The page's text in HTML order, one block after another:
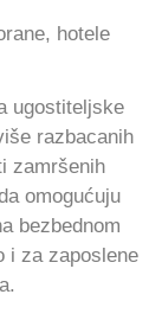
hotele
ugostiteljske
razbacanih
zamršenih
omogućuju
bezbednom
i za zaposlene